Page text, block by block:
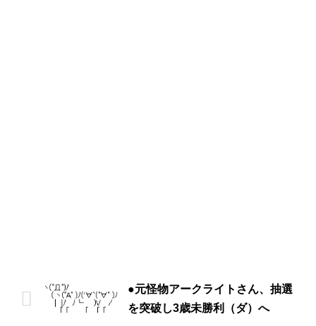
●元怪物アークライトさん、抽選
を突破し3歳未勝利（ダ）へ